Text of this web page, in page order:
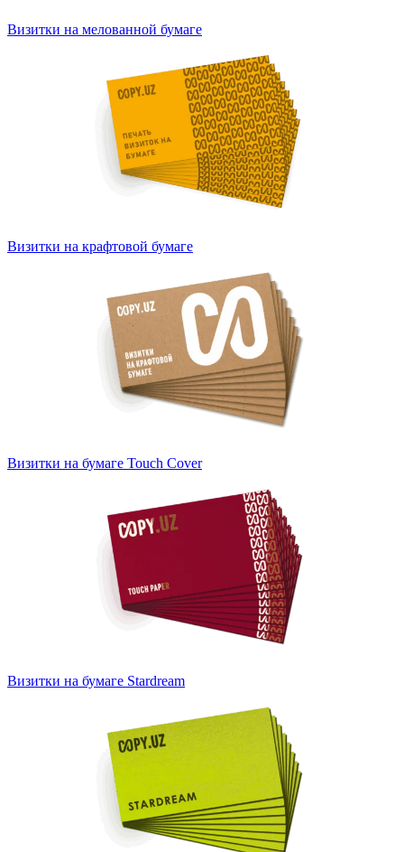
Визитки на мелованной бумаге
Визитки на крафтовой бумаге
Визитки на бумаге Touch Cover
Визитки на бумаге Stardream